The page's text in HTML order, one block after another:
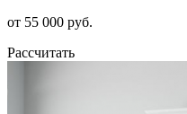
от 55 000 руб.
Рассчитать